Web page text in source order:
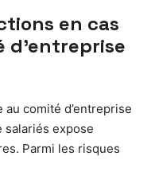
en cas
d’entreprise
comité d’entreprise
expose
Parmi les risques